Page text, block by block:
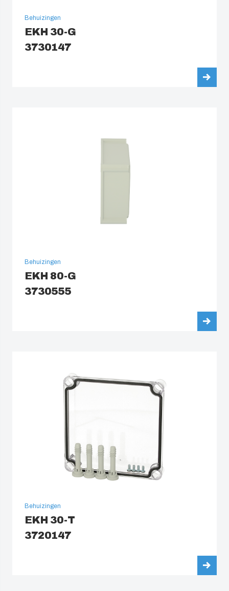
Behuizingen
EKH 30-G
3730147
Behuizingen
EKH 80-G
3730555
Behuizingen
EKH 30-T
3720147